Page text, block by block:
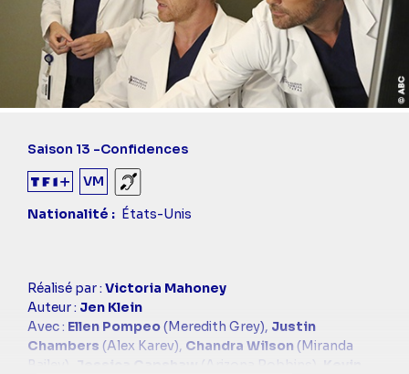
Saison 13 -Confidences
VM
Sourds et malentendants
Nationalité
États-Unis
Casting
simba
Réalisé par : Victoria Mahoney
Auteur : Jen Klein
Avec : Ellen Pompeo(Meredith Grey), Justin
Chambers (Alex Karev), Chandra Wilson (Miranda
Bailey),
(Arizona Robbins),